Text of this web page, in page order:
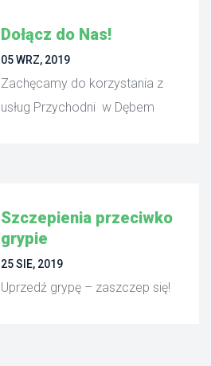
Dołącz do Nas!
05 WRZ, 2019
Zachęcamy do korzystania z
usług Przychodni w Dębem
Szczepienia przeciwko
grypie
25 SIE, 2019
Uprzedź grypę – zaszczep się!